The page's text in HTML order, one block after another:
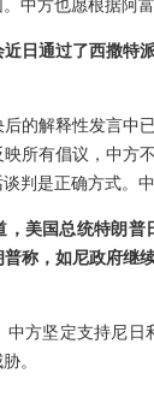
中方也愿根据阿
日通过了西撒特
的解释性发言中
所有倡议，中方
判是正确方式。
美国总统特朗
称，如尼政府继
中方坚定支持尼
。